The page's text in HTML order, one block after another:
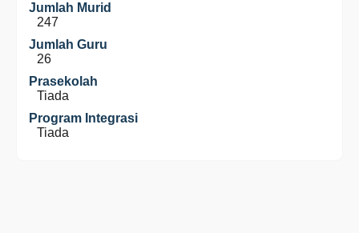
Jumlah Murid
247
Jumlah Guru
26
Prasekolah
Tiada
Program Integrasi
Tiada